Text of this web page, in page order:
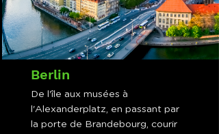
Berlin
De l'île aux musées à
l'Alexanderplatz, en passant par
la porte de Brandebourg, courir